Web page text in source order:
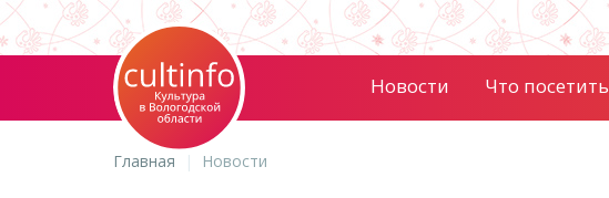
Новости Что посетить
Главная Новости